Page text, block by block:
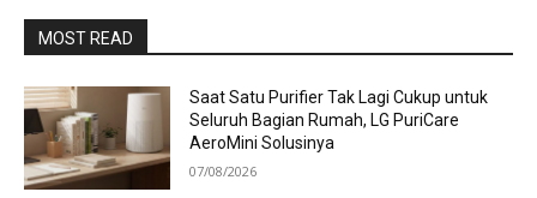
MOST READ
Saat Satu Purifier Tak Lagi Cukup untuk
Seluruh Bagian Rumah, LG PuriCare
AeroMini Solusinya
07/08/2026